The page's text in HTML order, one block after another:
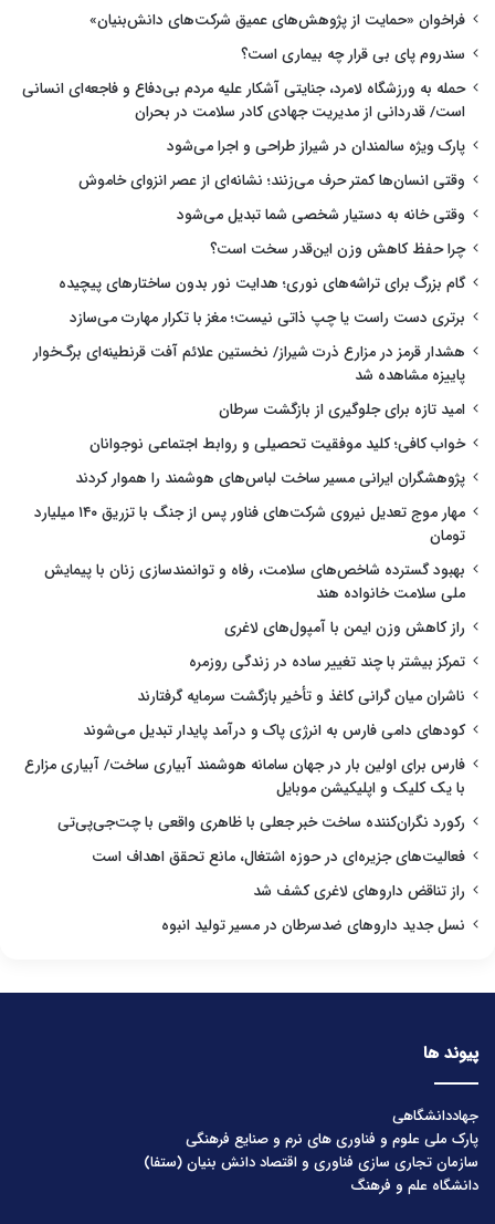
فراخوان «حمایت از پژوهش‌های عمیق شرکت‌های دانش‌بنیان»
سندروم پای بی قرار چه بیماری است؟
حمله به ورزشگاه لامرد، جنایتی آشکار علیه مردم بی‌دفاع و فاجعه‌ای انسانی
است/ قدردانی از مدیریت جهادی کادر سلامت در بحران
پارک ویژه سالمندان در شیراز طراحی و اجرا می‌شود
وقتی انسان‌ها کمتر حرف می‌زنند؛ نشانه‌ای از عصر انزوای خاموش
وقتی خانه به دستیار شخصی شما تبدیل می‌شود
چرا حفظ کاهش وزن این‌قدر سخت است؟
گام بزرگ برای تراشه‌های نوری؛ هدایت نور بدون ساختارهای پیچیده
برتری دست راست یا چپ ذاتی نیست؛ مغز با تکرار مهارت می‌سازد
هشدار قرمز در مزارع ذرت شیراز/ نخستین علائم آفت قرنطینه‌ای برگ‌خوار
پاییزه مشاهده شد
امید تازه برای جلوگیری از بازگشت سرطان
خواب کافی؛ کلید موفقیت تحصیلی و روابط اجتماعی نوجوانان
پژوهشگران ایرانی مسیر ساخت لباس‌های هوشمند را هموار کردند
مهار موج تعدیل نیروی شرکت‌های فناور پس از جنگ با تزریق ۱۴۰ میلیارد
تومان
بهبود گسترده شاخص‌های سلامت، رفاه و توانمندسازی زنان با پیمایش
ملی سلامت خانواده هند
راز کاهش وزن ایمن با آمپول‌های لاغری
تمرکز بیشتر با چند تغییر ساده در زندگی روزمره
ناشران میان گرانی کاغذ و تأخیر بازگشت سرمایه گرفتارند
کودهای دامی فارس به انرژی پاک و درآمد پایدار تبدیل می‌شوند
فارس برای اولین بار در جهان سامانه هوشمند آبیاری ساخت/ آبیاری مزارع
با یک کلیک و اپلیکیشن موبایل
رکورد نگران‌کننده ساخت خبر جعلی با ظاهری واقعی با چت‌جی‌پی‌تی
فعالیت‌های جزیره‌ای در حوزه اشتغال، مانع تحقق اهداف است
راز تناقض داروهای لاغری کشف شد
نسل جدید داروهای ضدسرطان در مسیر تولید انبوه
پیوند ها
جهاددانشگاهی
پارک ملی علوم و فناوری های نرم و صنایع فرهنگی
سازمان تجاری سازی فناوری و اقتصاد دانش بنیان (ستفا)
دانشگاه علم و فرهنگ